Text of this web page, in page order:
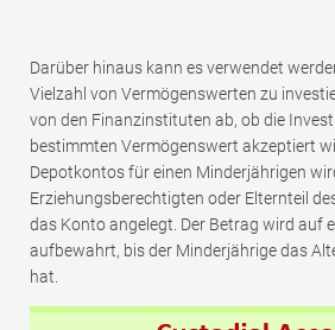
Darüber hinaus kann es verwendet
Vielzahl von Vermögenswerten zu
von den Finanzinstituten ab, ob die
bestimmten Vermögenswert akzeptiert
Depotkontos für einen Minderjährigen
Erziehungsberechtigten oder Elternteil
das Konto angelegt. Der Betrag wird auf
aufbewahrt, bis der Minderjährige das
hat.